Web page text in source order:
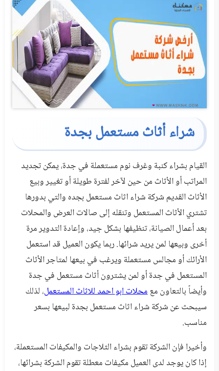
شراء أثاث مستعمل بجدة
القيام بشراء كنبة وغرف نوم مستعملة في جدة، يمكن تجديد
المراتب أو الأثاث من حين لآخر لفترة طويلة أو تغيير وبيع
الأثاث القديم شركة شراء اثاث مستعمل بجده والتي بدورها
تشتري الأثاث المستعمل وتنقله إلى صالات العرض والمحلات
بعد أعمال الصيانة، تنظيفها بشكل جيد، وإعادة التدوير مرة
أخرى وبيعها لمن يريد شرائها. ربما يكون العميل قد استعمل
الأرائك أو مجالس مستعملة ويرغب في بيعها لمتاجر الأثاث
المستعمل في جدة أو لمن يشترون أثاث مستعمل في جدة
وأيضاً بالتعاون معمحلات ابو احمد للاثاث المستعمل، لذلك
سيبحث عن شركة شراء اثاث مستعمل بجدة لبيعها بسعر
مناسب.
وأخيرا فإن الشركة تقوم بشراء الثلاجات والمكيفات المستعملة،
إذا كان يوجد لدى العميل مكيفات معطلة تقوم الشركة بشرائها،